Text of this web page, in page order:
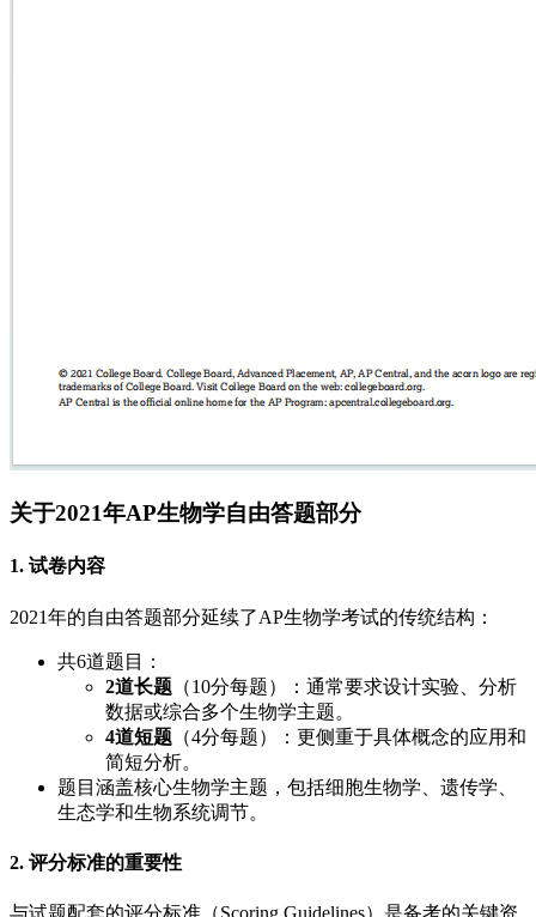
关于2021年AP生物学自由答题部分
1. 试卷内容
2021年的自由答题部分延续了AP生物学考试的传统结构：
共6道题目：
2道长题 （10分每题）：通常要求设计实验、分析
数据或综合多个生物学主题。
4道短题 （4分每题）：更侧重于具体概念的应用和
简短分析。
题目涵盖核心生物学主题，包括细胞生物学、遗传学、
生态学和生物系统调节。
2. 评分标准的重要性
与试题配套的评分标准（Scoring Guidelines）是备考的关键资